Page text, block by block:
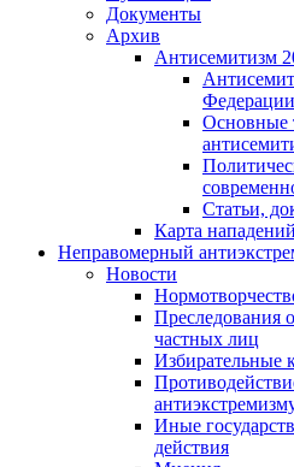
Документы
Архив
Антисемитизм
Федерации
Основные
Статьи,
Карта
Неправомерный
Новости
Преследования
частных лиц
Избирательные
Иные
действия